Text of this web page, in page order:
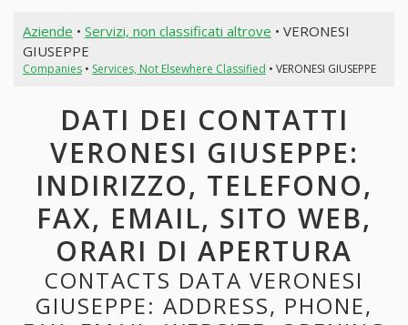
Aziende • Servizi, non classificati altrove • VERONESI
GIUSEPPE
Companies• Services, Not Elsewhere Classified • VERONESI GIUSEPPE
DATI DEI CONTATTI
VERONESI GIUSEPPE:
INDIRIZZO, TELEFONO,
FAX, EMAIL, SITO WEB,
ORARI DI APERTURA
CONTACTS DATA VERONESI
GIUSEPPE: ADDRESS, PHONE,